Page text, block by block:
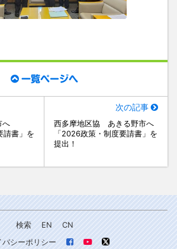
一覧ページへ
へ
請書」を
次の記事
西多摩地区協 あきる野市へ
「2026政策・制度要請書」を
提出！
検索 EN
CN
バシーポリシー